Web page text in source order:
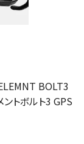
BOLT3
トボルト3 GPS